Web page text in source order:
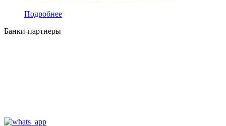
Подробнее
Банки-партнеры